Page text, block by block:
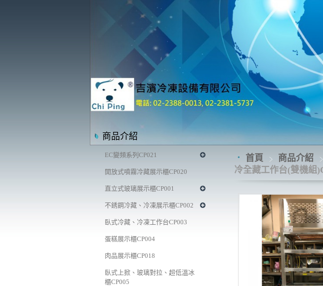
商品介紹
EC變頻系列CP021
開放式噴霧冷藏展示櫃CP020
直立式玻璃展示櫃CP001
不銹鋼冷藏、冷凍展示櫃CP002
臥式冷藏、冷凍工作台CP003
蛋糕展示櫃CP004
肉品展示櫃CP018
臥式上掀、玻璃對拉、超低溫冰
櫃CP005
首頁 商品介紹
冷全藏工作台(雙機組